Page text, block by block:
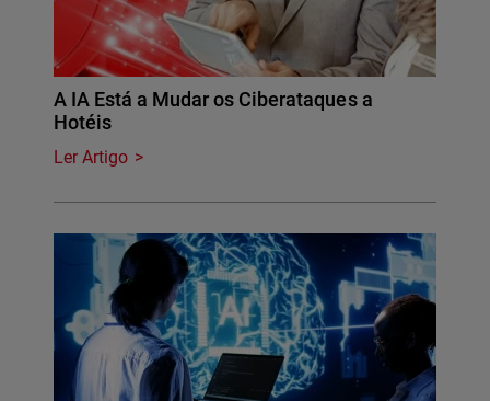
A IA Está a Mudar os Ciberataques a
Hotéis
Ler Artigo